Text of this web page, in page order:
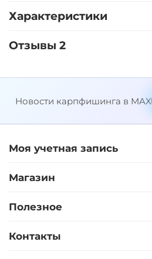
Характеристики
Отзывы 2
Новости карпфишинга в MAX
Моя учетная запись
Магазин
Полезное
Контакты